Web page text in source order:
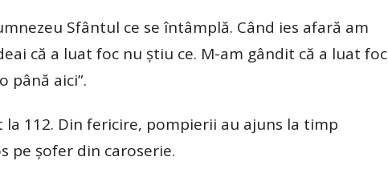
Sfântul ce se întâmplă. Când ies afară am
că a luat foc nu ştiu ce. M-am gândit că a luat foc
până aici”.
112. Din fericire, pompierii au ajuns la timp
pe şofer din caroserie.